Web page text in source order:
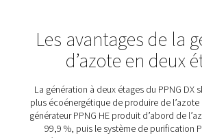
compris un compresseur à
générateur d’azote PPNG HE,
PPNG DX, un sécheur
d’azote, et un contrôleur PLC
Système tout-en-un: Tous
préassemblés, intégrés et